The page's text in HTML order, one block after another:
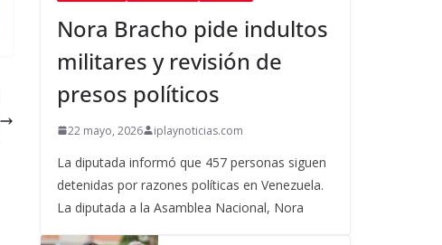
Nora Bracho pide indultos
militares y revisión de
presos políticos
22 mayo, 2026 iplaynoticias.com
La diputada informó que 457 personas siguen
detenidas por razones políticas en Venezuela.
La diputada a la Asamblea Nacional, Nora